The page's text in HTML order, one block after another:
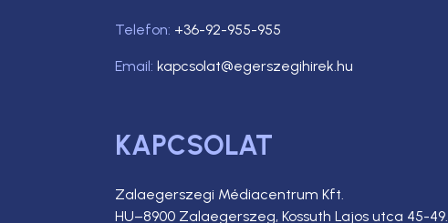
Telefon: +36-92-955-955
Email: kapcsolat@egerszegihirek.hu
KAPCSOLAT
Zalaegerszegi Médiacentrum Kft.
HU–8900 Zalaegerszeg, Kossuth Lajos utca 45-49.